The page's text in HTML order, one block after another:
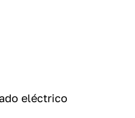
eléctrico